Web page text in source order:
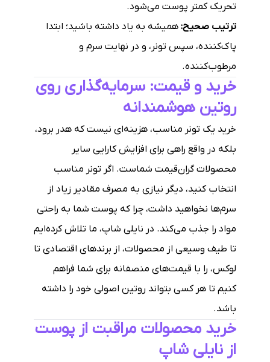
تحریک کمتر پوست می‌شود.
ترتیب صحیح: همیشه به یاد داشته باشید؛ ابتدا
پاک‌کننده، سپس تونر، و در نهایت سرم و
مرطوب‌کننده.
خرید و قیمت: سرمایه‌گذاری روی
روتین هوشمندانه
خرید یک تونر مناسب، هزینه‌ای نیست که هدر برود،
بلکه در واقع راهی برای افزایش کارایی سایر
محصولات گران‌قیمت شماست. اگر تونر مناسب
انتخاب کنید، دیگر نیازی به مصرف مقادیر زیاد از
سرم‌ها نخواهید داشت، چرا که پوست شما به راحتی
مواد را جذب می‌کند. در نایلی شاپ، ما تلاش کرده‌ایم
تا طیف وسیعی از محصولات، از برندهای اقتصادی تا
لوکس، را با قیمت‌های منصفانه برای شما فراهم
کنیم تا هر کسی بتواند روتین اصولی خود را داشته
باشد.
خرید محصولات مراقبت از پوست
از نایلی شاپ